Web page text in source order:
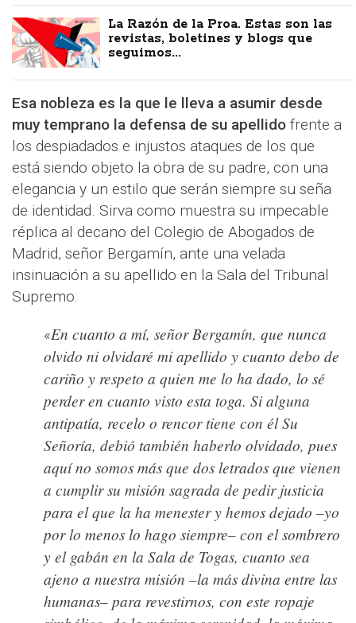
La Razón de la Proa. Estas son las
revistas, boletines y blogs que
seguimos...
Esa nobleza es la que le lleva a asumir desde
muy temprano la defensa de su apellido frente a
los despiadados e injustos ataques de los que
está siendo objeto la obra de su padre, con una
elegancia y un estilo que serán siempre su seña
de identidad. Sirva como muestra su impecable
réplica al decano del Colegio de Abogados de
Madrid, señor Bergamín, ante una velada
insinuación a su apellido en la Sala del Tribunal
Supremo:
«En cuanto a mí, señor Bergamín, que nunca
olvido ni olvidaré mi apellido y cuanto debo de
cariño y respeto a quien me lo ha dado, lo sé
perder en cuanto visto esta toga. Si alguna
antipatía, recelo o rencor tiene con él Su
Señoría, debió también haberlo olvidado, pues
aquí no somos más que dos letrados que vienen
a cumplir su misión sagrada de pedir justicia
para el que la ha menester y hemos dejado –yo
por lo menos lo hago siempre– con el sombrero
y el gabán en la Sala de Togas, cuanto sea
ajeno a nuestra misión –la más divina entre las
humanas– para revestirnos, con este ropaje